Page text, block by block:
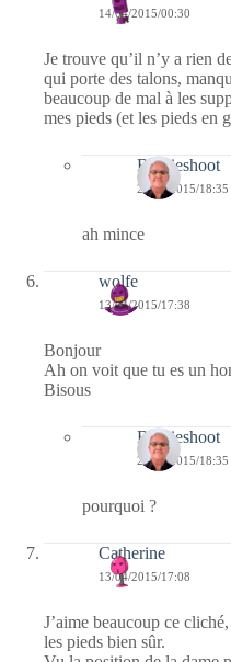
14/04/2015/00:30
Je trouve qu’il n’y a rien
qui porte des talons,
beaucoup de mal à les
mes pieds (et les pieds en
Bernieshoot
23/04/2015/18:35
ah mince
wolfe
13/04/2015/17:38
Bonjour
Ah on voit que tu es un
Bisous
Bernieshoot
23/04/2015/18:35
pourquoi ?
Catherine
13/04/2015/17:08
J’aime beaucoup ce
les pieds bien sûr.